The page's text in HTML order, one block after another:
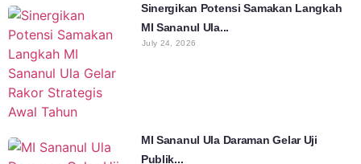
Sinergikan Potensi Samakan Langkah
MI Sananul Ula...
July 24, 2026
MI Sananul Ula Daraman Gelar Uji
Publik...